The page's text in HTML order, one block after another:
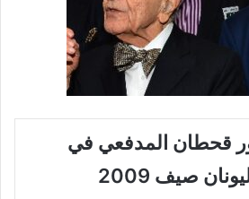
قحطان المدفعي في
صيف 2009